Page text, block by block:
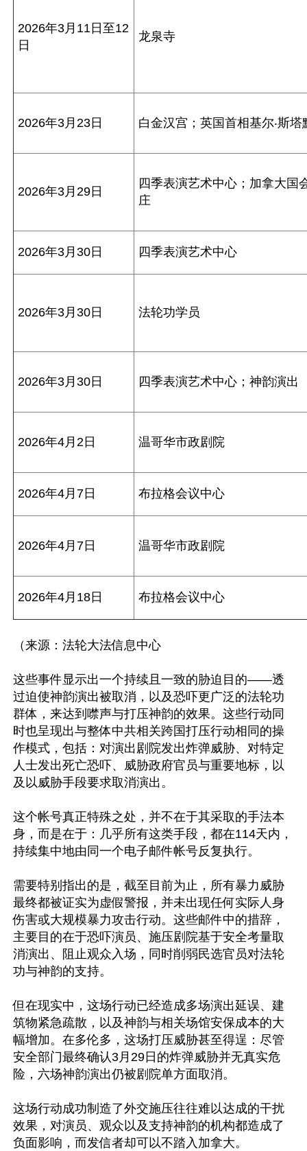
2026年3月11日至12
日
龙泉寺
2026年3月23日 白金汉宫；英国首相基尔‧斯塔
2026年3月29日
四季表演艺术中心；加拿大国
庄
2026年3月30日 四季表演艺术中心
2026年3月30日 法轮功学员
2026年3月30日 四季表演艺术中心；神韵演出
2026年4月2日 温哥华市政剧院
2026年4月7日 布拉格会议中心
2026年4月7日 温哥华市政剧院
2026年4月18日 布拉格会议中心
（来源：法轮大法信息中心
这些事件显示出一个持续且一致的胁迫目的——透
过迫使神韵演出被取消，以及恐吓更广泛的法轮功
群体，来达到噤声与打压神韵的效果。这些行动同
时也呈现出与整体中共相关跨国打压行动相同的操
作模式，包括：对演出剧院发出炸弹威胁、对特定
人士发出死亡恐吓、威胁政府官员与重要地标，以
及以威胁手段要求取消演出。
这个帐号真正特殊之处，并不在于其采取的手法本
身，而是在于：几乎所有这类手段，都在114天内，
持续集中地由同一个电子邮件帐号反复执行。
需要特别指出的是，截至目前为止，所有暴力威胁
最终都被证实为虚假警报，并未出现任何实际人身
伤害或大规模暴力攻击行动。这些邮件中的措辞，
主要目的在于恐吓演员、施压剧院基于安全考量取
消演出、阻止观众入场，同时削弱民选官员对法轮
功与神韵的支持。
但在现实中，这场行动已经造成多场演出延误、建
筑物紧急疏散，以及神韵与相关场馆安保成本的大
幅增加。在多伦多，这场打压威胁甚至得逞：尽管
安全部门最终确认3月29日的炸弹威胁并无真实危
险，六场神韵演出仍被剧院单方面取消。
这场行动成功制造了外交施压往往难以达成的干扰
效果，对演员、观众以及支持神韵的机构都造成了
负面影响，而发信者却可以不踏入加拿大。